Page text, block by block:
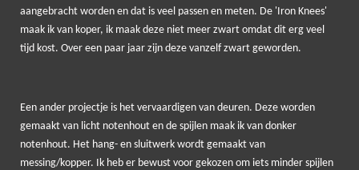
aangebracht worden en dat is veel passen en meten. De 'Iron Knees'
maak ik van koper, ik maak deze niet meer zwart omdat dit erg veel
tijd kost. Over een paar jaar zijn deze vanzelf zwart geworden.
Een ander projectje is het vervaardigen van deuren. Deze worden
gemaakt van licht notenhout en de spijlen maak ik van donker
notenhout. Het hang- en sluitwerk wordt gemaakt van
messing/kopper. Ik heb er bewust voor gekozen om iets minder spijlen